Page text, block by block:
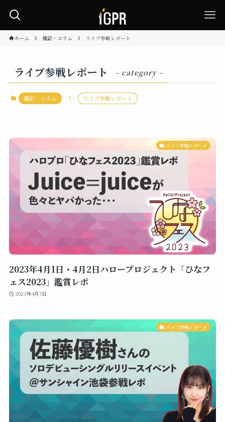
ホーム 雑記・コラム ライブ参戦レポート
ライブ参戦レポート – category –
雑記・コラム ライブ参戦レポート
ライブ参戦レポート
2023年4月1日・4月2日ハロープロジェクト「ひなフ
ェス2023」鑑賞レポ
2023年4月7日
ライブ参戦レポート